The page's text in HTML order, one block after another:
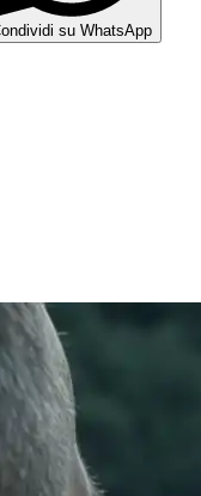
su WhatsApp